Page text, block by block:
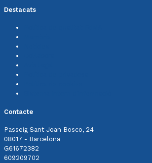
Destacats
Contacte
Passeig Sant Joan Bosco, 24
08017 - Barcelona
G61672382
609209702